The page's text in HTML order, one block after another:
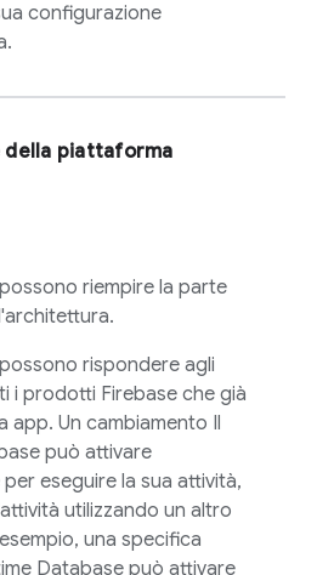
configurazione
della piattaforma
riempire la parte
rispondere agli
i prodotti Firebase che già
app. Un cambiamento Il
può attivare
eseguire la sua attività,
utilizzando un altro
una specifica
Database può attivare